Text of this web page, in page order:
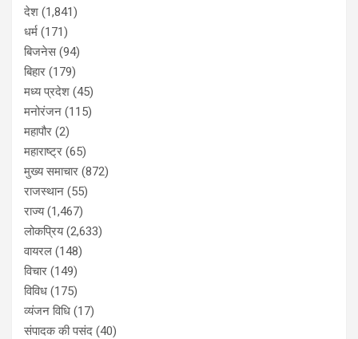
देश (1,841)
धर्म (171)
बिजनेस(94)
बिहार (179)
मध्य प्रदेश (45)
मनोरंजन (115)
महापौर (2)
महाराष्ट्र (65)
मुख्य समाचार (872)
राजस्थान (55)
राज्य(1,467)
लोकप्रिय(2,633)
वायरल (148)
विचार (149)
विविध (175)
व्यंजन विधि (17)
संपादक की पसंद (40)